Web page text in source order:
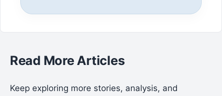
Read More Articles
Keep exploring more stories, analysis, and